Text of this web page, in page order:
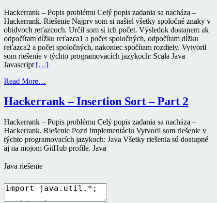
Hackerrank – Popis problému Celý popis zadania sa nacháza –
Hackerrank. Riešenie Najprv som si našiel všetky spoločné znaky v
obidvoch reťazcoch. Určil som si ich počet. Výsledok dostanem ak
odpočítam dĺžku reťazca1 a počet spoločných, odpočítam dĺžku
reťazca2 a počet spoločných, nakoniec spočítam rozdiely. Vytvoril
som riešenie v týchto programovacích jazykoch: Scala Java
Javascript […]
Read More…
Hackerrank – Insertion Sort – Part 2
Hackerrank – Popis problému Celý popis zadania sa nacháza –
Hackerrank. Riešenie Pozri implementáciu Vytvoril som riešenie v
týchto programovacích jazykoch: Java Všetky riešenia sú dostupné
aj na mojom GitHub profile. Java
Java riešenie